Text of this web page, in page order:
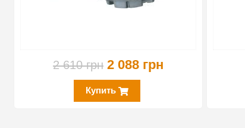
2 610 грн 2 088 грн
Купить